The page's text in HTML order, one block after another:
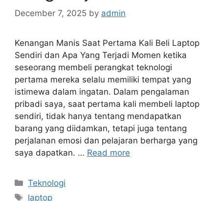
December 7, 2025 by admin
Kenangan Manis Saat Pertama Kali Beli Laptop
Sendiri dan Apa Yang Terjadi Momen ketika
seseorang membeli perangkat teknologi
pertama mereka selalu memiliki tempat yang
istimewa dalam ingatan. Dalam pengalaman
pribadi saya, saat pertama kali membeli laptop
sendiri, tidak hanya tentang mendapatkan
barang yang diidamkan, tetapi juga tentang
perjalanan emosi dan pelajaran berharga yang
saya dapatkan. … Read more
Categories
Teknologi
Tags
laptop